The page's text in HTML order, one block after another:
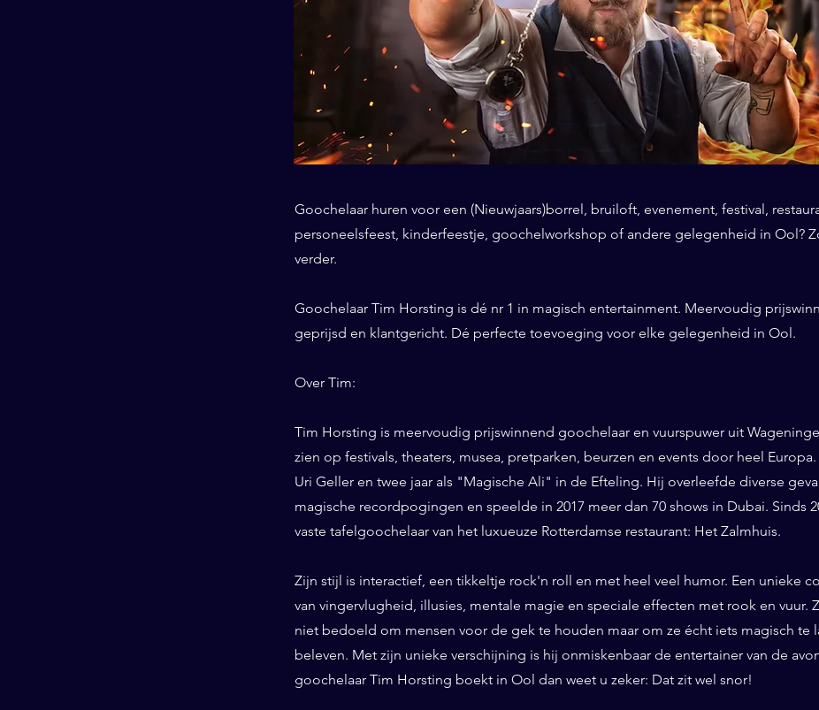
Goochelaar huren voor een (Nieuwjaars)borrel, bruiloft, evenement, festival,
personeelsfeest, kinderfeestje, goochelworkshop of andere gelegenheid in Ool?
verder.
Goochelaar Tim Horsting is dé nr 1 in magisch entertainment. Meervoudig
geprijsd en klantgericht. Dé perfecte toevoeging voor elke gelegenheid in Ool.
Over Tim:
Tim Horsting is meervoudig prijswinnend goochelaar en vuurspuwer uit
zien op festivals, theaters, musea, pretparken, beurzen en events door heel
Uri Geller en twee jaar als "Magische Ali" in de Efteling. Hij overleefde diverse
magische recordpogingen en speelde in 2017 meer dan 70 shows in Dubai. Sinds
vaste tafelgoochelaar van het luxueuze Rotterdamse restaurant: Het Zalmhuis.
Zijn stijl is interactief, een tikkeltje rock'n roll en met heel veel humor. Een unieke
van vingervlugheid, illusies, mentale magie en speciale effecten met rook en vuur.
niet bedoeld om mensen voor de gek te houden maar om ze écht iets magisch te
beleven. Met zijn unieke verschijning is hij onmiskenbaar de entertainer van de
goochelaar Tim Horsting boekt in Ool dan weet u zeker: Dat zit wel snor!